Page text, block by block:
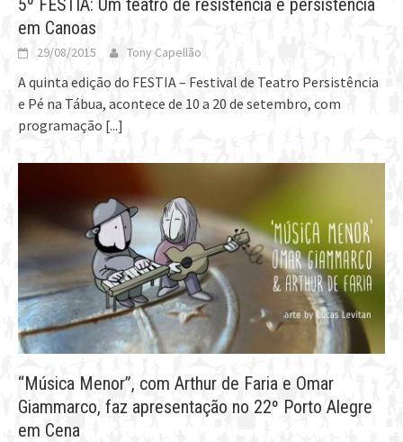
5º FESTIA: Um teatro de resistência e persistência
em Canoas
29/08/2015 Tony Capellão
A quinta edição do FESTIA – Festival de Teatro Persistência
e Pé na Tábua, acontece de 10 a 20 de setembro, com
programação [...]
“Música Menor”, com Arthur de Faria e Omar
Giammarco, faz apresentação no 22º Porto Alegre
em Cena